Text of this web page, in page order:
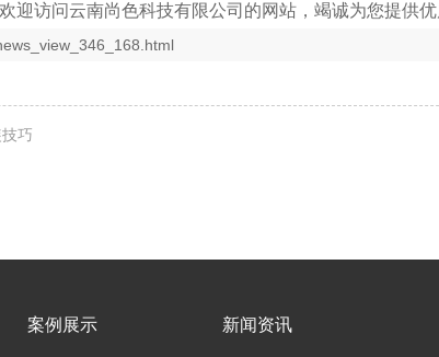
迎访问云南尚色科技有限公司的网站，竭诚为您提供优
巧
案例展示 新闻资讯